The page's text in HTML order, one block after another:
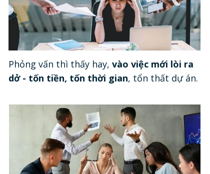
Phỏng vấn thì thấy hay, vào việc mới lòi ra
dở - tốn tiền, tốn thời gian, tổn thất dự án.